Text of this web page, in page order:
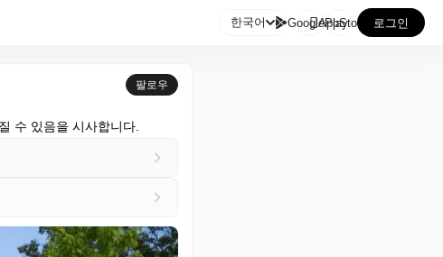
한국어 GooglePlay
AppStore 로그인
팔로우
수 있음을 시사합니다.